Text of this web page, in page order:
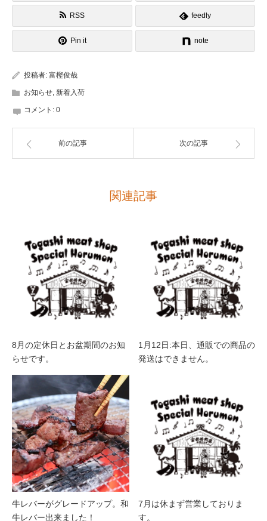
RSS feedly
Pin it note
投稿者: 富樫俊哉
お知らせ, 新着入荷
コメント: 0
前の記事 次の記事
関連記事
8月の定休日とお盆期間のお知
らせです。
1月12日:本日、通販での商品の
発送はできません。
牛レバーがグレードアップ。和
牛レバー出来ました！
7月は休まず営業しておりま
す。